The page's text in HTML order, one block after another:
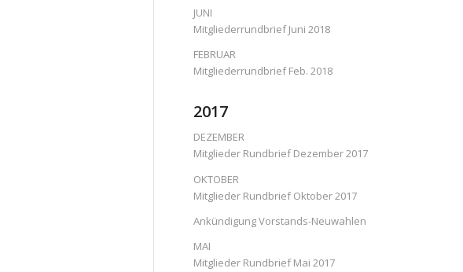
JUNI
Mitgliederrundbrief Juni 2018
FEBRUAR
Mitgliederrundbrief Feb. 2018
2017
DEZEMBER
Mitglieder Rundbrief Dezember 2017
OKTOBER
Mitglieder Rundbrief Oktober 2017
Ankündigung Vorstands-Neuwahlen
MAI
Mitglieder Rundbrief Mai 2017